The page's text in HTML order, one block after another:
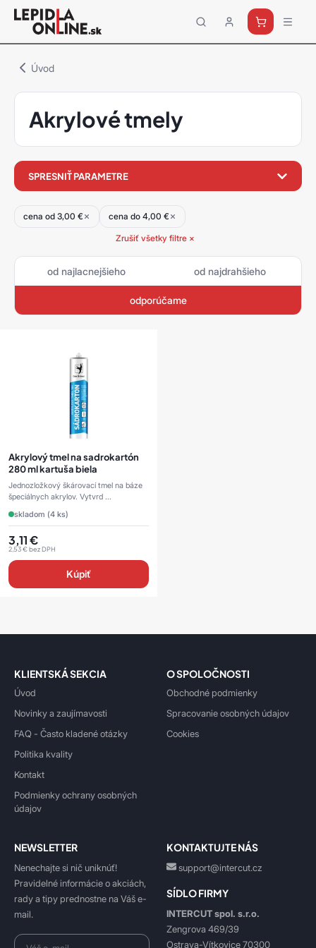
Priemyselné
lepidlá
Loctite
Úvod
Akrylové tmely
filter
SPRESNIŤ PARAMETRE
cena od 3,00 € cena do 4,00 €
Zrušiť všetky filtre ×
odporúčame
od najlacnejšieho od najdrahšieho
Akrylový tmel na sadrokartón
280 ml kartuša biela
Jednozložkový škárovací tmel na báze
špeciálnych akrylov. Vytvrd ...
skladom (4 ks)
3,11€
2,53€bez DPH
Kúpiť
KLIENTSKÁ SEKCIA
Úvod
Novinky a zaujímavosti
FAQ - Často kladené otázky
Politika kvality
Kontakt
Podmienky ochrany osobných
údajov
O SPOLOČNOSTI
Obchodné podmienky
Spracovanie osobných údajov
Cookies
NEWSLETTER
Nenechajte si nič uniknúť!
Pravidelné informácie o akciách,
rady a tipy prednostne na Váš e-
mail.
KONTAKTUJTE NÁS
support@intercut.cz
SÍDLO FIRMY
INTERCUT spol. s.r.o.
Zengrova 469/39
Ostrava-Vítkovice 70300